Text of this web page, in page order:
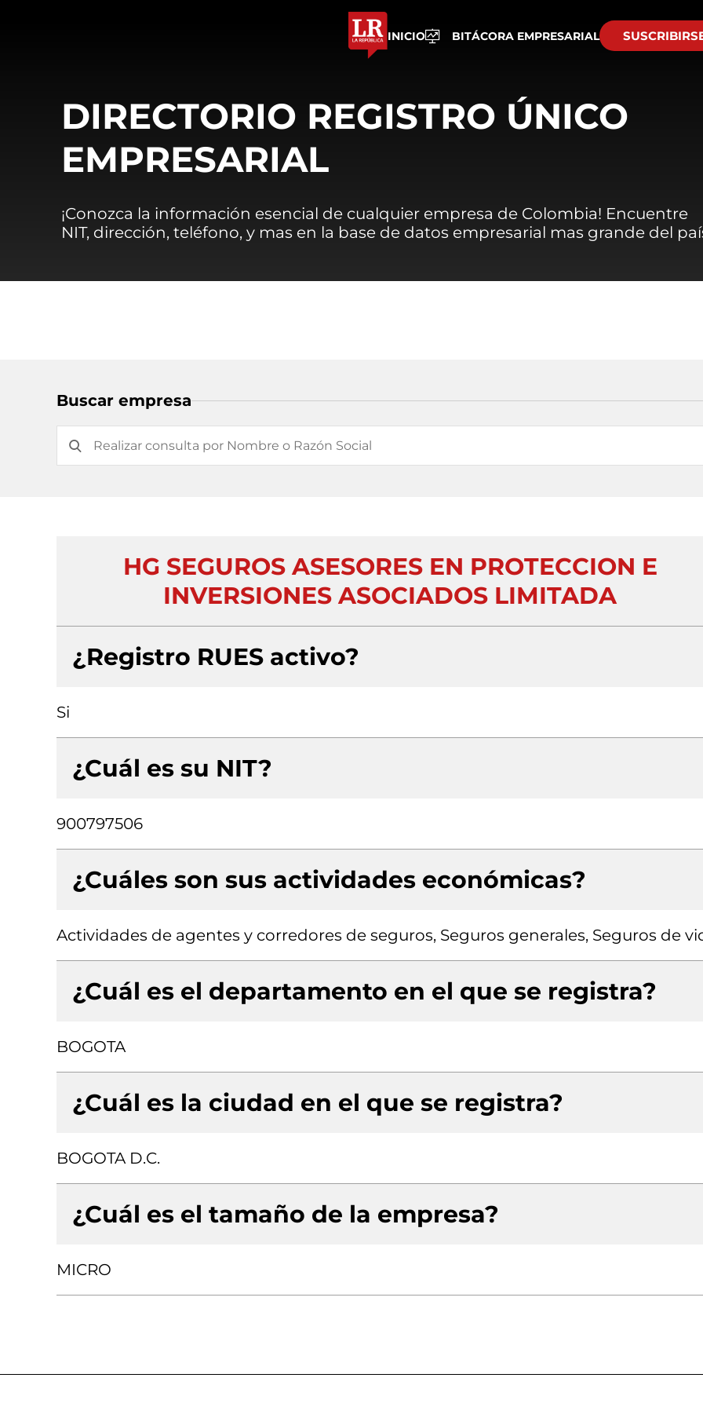
INICIO BITÁCORA EMPRESARIAL
DIRECTORIO REGISTRO ÚNICO
EMPRESARIAL
¡Conozca la información esencial de cualquier empresa de Colombia! Encuentre
NIT, dirección, teléfono, y mas en la base de datos empresarial mas grande del
Buscar empresa
HG SEGUROS ASESORES EN PROTECCION E
INVERSIONES ASOCIADOS LIMITADA
¿Registro RUES activo?
Si
¿Cuál es su NIT?
900797506
¿Cuáles son sus actividades económicas?
Actividades de agentes y corredores de seguros, Seguros generales, Seguros de
¿Cuál es el departamento en el que se registra?
BOGOTA
¿Cuál es la ciudad en el que se registra?
BOGOTA D.C.
¿Cuál es el tamaño de la empresa?
MICRO